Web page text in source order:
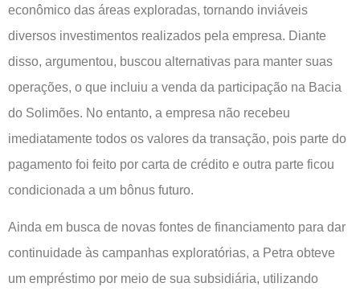
econômico das áreas exploradas, tornando inviáveis
diversos investimentos realizados pela empresa. Diante
disso, argumentou, buscou alternativas para manter suas
operações, o que incluiu a venda da participação na Bacia
do Solimões. No entanto, a empresa não recebeu
imediatamente todos os valores da transação, pois parte do
pagamento foi feito por carta de crédito e outra parte ficou
condicionada a um bônus futuro.
Ainda em busca de novas fontes de financiamento para dar
continuidade às campanhas exploratórias, a Petra obteve
um empréstimo por meio de sua subsidiária, utilizando